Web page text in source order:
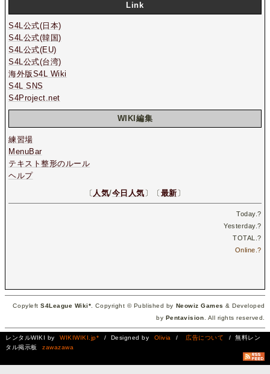
Link
S4L公式(日本)
S4L公式(韓国)
S4L公式(EU)
S4L公式(台湾)
海外版S4L Wiki
S4L SNS
S4Project.net
WIKI編集
練習場
MenuBar
テキスト整形のルール
ヘルプ
〔 人気/今日人気〕〔最新〕
Today.?
Yesterday.?
TOTAL.?
Online.?
CopyleftS4League Wiki* . Copyright © Published by Neowiz Games & Developed
by Pentavision . All rights reserved.
レンタルWIKI by WIKIWIKI.jp* / Designed by Olivia / 広告について
/ 無料レン
タル掲示板
zawazawa